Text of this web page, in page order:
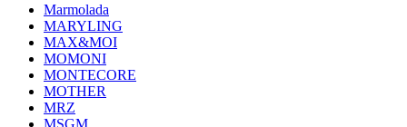
Marmolada
MARYLING
MAX&MOI
MOMONI
MONTECORE
MOTHER
MRZ
MSGM